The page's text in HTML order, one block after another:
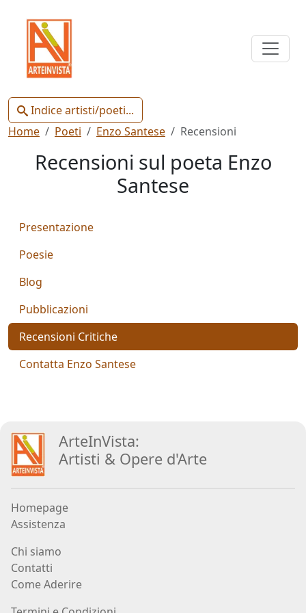
Indice artisti/poeti...
Indice
Artisti
Poeti
Artisti
Aiolo
AJ
Paolo
Avanzi
Andrés
Avré
Elisabetta
Home Poeti Enzo Santese Recensioni
Recensioni sul poeta Enzo
Santese
Presentazione
Poesie
Blog
Pubblicazioni
Recensioni Critiche
Contatta Enzo Santese
ArteInVista:
Artisti & Opere d'Arte
Homepage
Assistenza
Chi siamo
Contatti
Come Aderire